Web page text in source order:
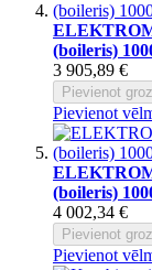
(boileris)
3 905,89 €
Pievienot
Pievienot
(boileris)
4 002,34 €
Pievienot
Pievienot